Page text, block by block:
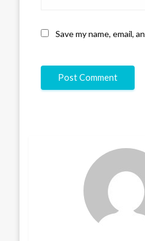
Save my name, email,